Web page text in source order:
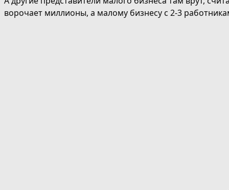
ворочает миллионы, а малому бизнесу с 2-3